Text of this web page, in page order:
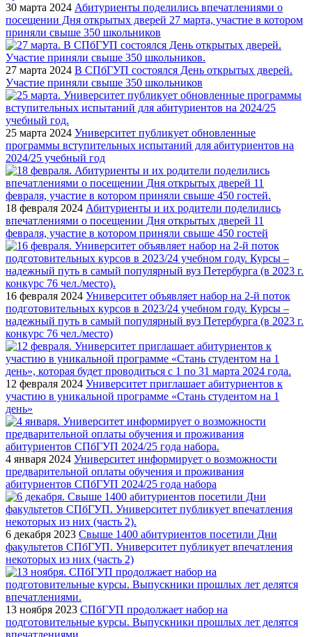
30 марта 2024 Абитуриенты поделились впечатлениями о
посещении Дня открытых дверей 27 марта, участие в котором
приняли свыше 350 школьников
27 марта 2024 В СПбГУП состоялся День открытых дверей.
Участие приняли свыше 350 школьников
25 марта 2024 Университет публикует обновленные
программы вступительных испытаний для абитуриентов на
2024/25 учебный год
18 февраля 2024 Абитуриенты и их родители поделились
впечатлениями о посещении Дня открытых дверей 11
февраля, участие в котором приняли свыше 450 гостей
16 февраля 2024 Университет объявляет набор на 2-й поток
подготовительных курсов в 2023/24 учебном году. Курсы –
надежный путь в самый популярный вуз Петербурга (в 2023 г.
конкурс 76 чел./место)
12 февраля 2024 Университет приглашает абитуриентов к
участию в уникальной программе «Стань студентом на 1
день»
4 января 2024 Университет информирует о возможности
предварительной оплаты обучения и проживания
абитуриентов СПбГУП 2024/25 года набора
6 декабря 2023 Свыше 1400 абитуриентов посетили Дни
факультетов СПбГУП. Университет публикует впечатления
некоторых из них (часть 2)
13 ноября 2023 СПбГУП продолжает набор на
подготовительные курсы. Выпускники прошлых лет делятся
впечатлениями